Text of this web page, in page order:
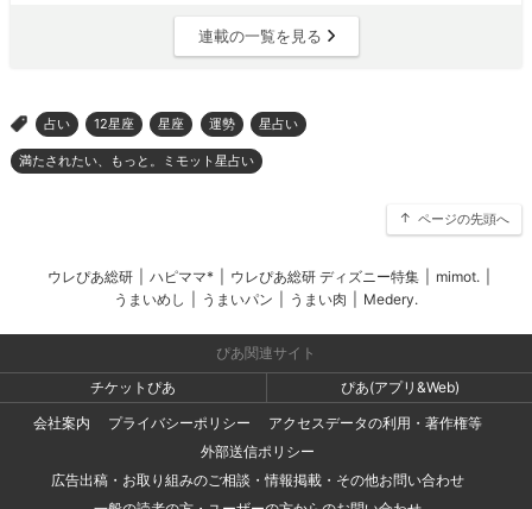
連載の一覧を見る
> 占い 12星座 星座 運勢 星占い
満たされたい、もっと。ミモット星占い
ページの先頭へ
ウレぴあ総研 ハピママ* ウレぴあ総研 ディズニー特集 mimot.
うまいめし
うまいパン うまい肉 Medery.
ぴあ関連サイト
チケットぴあ
ぴあ(アプリ&Web)
会社案内
プライバシーポリシー
アクセスデータの利用・著作権等
外部送信ポリシー
広告出稿・お取り組みのご相談・情報掲載・その他お問い合わせ